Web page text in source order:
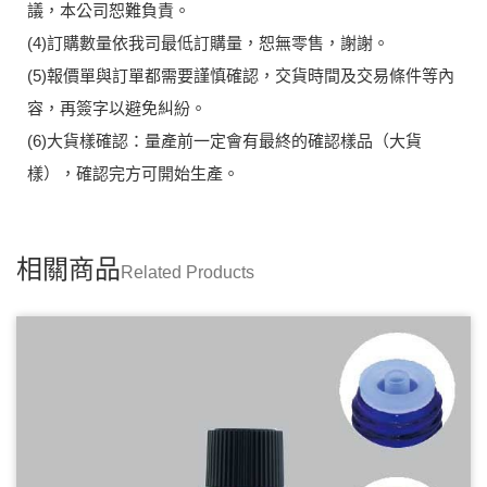
議，本公司恕難負責。
(4)訂購數量依我司最低訂購量，恕無零售，謝謝。
(5)報價單與訂單都需要謹慎確認，交貨時間及交易條件等內
容，再簽字以避免糾紛。
(6)大貨樣確認：量產前一定會有最終的確認樣品（大貨
樣），確認完方可開始生產。
相關商品Related Products